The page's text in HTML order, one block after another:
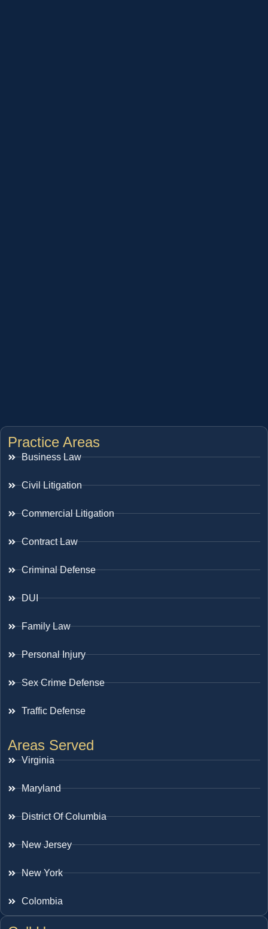
Practice Areas
Business Law
Civil Litigation
Commercial Litigation
Contract Law
Criminal Defense
DUI
Family Law
Personal Injury
Sex Crime Defense
Traffic Defense
Areas Served
Virginia
Maryland
District Of Columbia
New Jersey
New York
Colombia